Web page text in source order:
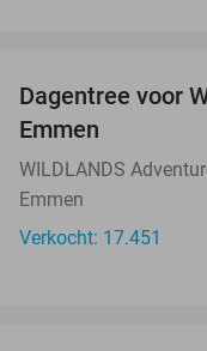
Dagentree voor
Emmen
WILDLANDS
Emmen
Verkocht: 17.451